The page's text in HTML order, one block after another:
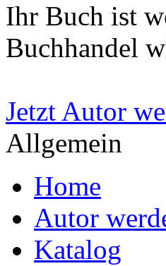
Ihr Buch ist
Buchhandel
Jetzt Autor
Allgemein
Home
Autor
Katalog